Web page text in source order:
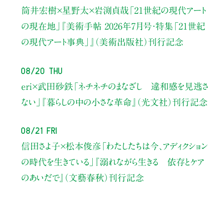
筒井宏樹×星野太×岩渕貞哉 「21世紀の現代アート
の現在地」
『美術手帖 2026年7月号・特集「21世紀
の現代アート事典」』（美術出版社）刊行記念
08/20 Thu
eri×武田砂鉄「ネチネチのまなざし 違和感を見逃さ
ない」
『暮らしの中の小さな革命』（光文社）刊行記念
08/21 Fri
信田さよ子×松本俊彦 「わたしたちは今、アディクション
の時代を生きている」
『溺れながら生きる 依存とケア
のあいだで』（文藝春秋）刊行記念